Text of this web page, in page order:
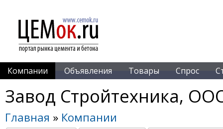
Компании Объявления Товары Спрос
Завод Стройтехника,
Главная » Компании